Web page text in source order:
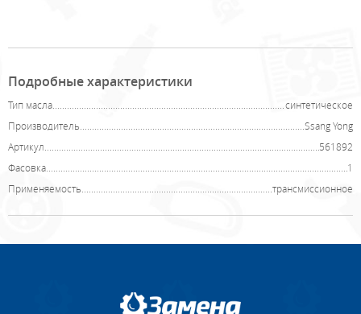
Подробные характеристики
Тип масла
синтетическое
Производитель
Ssang Yong
Артикул
561892
Фасовка
1
Применяемость
трансмиссионное